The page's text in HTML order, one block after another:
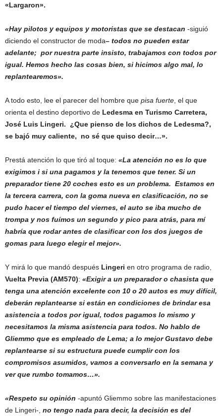
«Largaron».
«Hay pilotos y equipos y motoristas que se destacan -siguió
diciendo el constructor de moda– todos no pueden estar
adelante; por nuestra parte insisto, trabajamos con todos por
igual. Hemos hecho las cosas bien, si hicimos algo mal, lo
replantearemos».
A todo esto, lee el parecer del hombre que pisa fuerte , el que
orienta el destino deportivo de Ledesma en Turismo Carretera,
José Luis Lingeri. ¿Que pienso de los dichos de Ledesma?,
se bajó muy caliente, no sé que quiso decir…».
Prestá atención lo que tiró al toque: «La atención no es lo que
exigimos i si una pagamos y la tenemos que tener. Si un
preparador tiene 20 coches esto es un problema. Estamos en
la tercera carrera, con la goma nueva en clasificación, no se
pudo hacer el tiempo del viernes, el auto se iba mucho de
trompa y nos fuímos un segundo y pico para atrás, para mí
habría que rodar antes de clasificar con los dos juegos de
gomas para luego elegir el mejor».
Y mirá lo que mandó después Lingeri en otro programa de radio,
Vuelta Previa (AM570): «Exigir a un preparador o chasista que
tenga una atención excelente con 10 o 20 autos es muy difícil,
deberán replantearse si están en condiciones de brindar esa
asistencia a todos por igual, todos pagamos lo mismo y
necesitamos la misma asistencia para todos. No hablo de
Gliemmo que es empleado de Lema; a lo mejor Gustavo debe
replantearse si su estructura puede cumplir con los
compromisos asumidos, vamos a conversarlo en la semana y
ver que rumbo tomamos…».
«Respeto su opinión -apuntó Gliemmo sobre las manifestaciones
de Lingeri-, no tengo nada para decir, la decisión es del